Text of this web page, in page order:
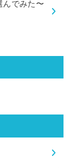
んでみた〜